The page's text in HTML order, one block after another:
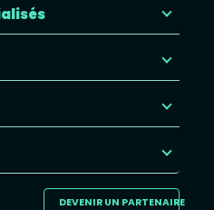
DEVENIR UN PARTENAIRE